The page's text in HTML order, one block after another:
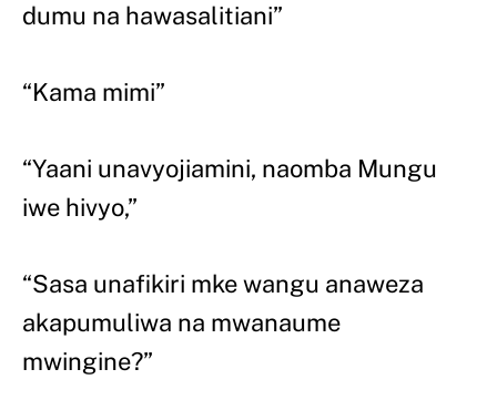
dumu na hawasalitiani”
“Kama mimi”
“Yaani unavyojiamini, naomba Mungu
iwe hivyo,”
“Sasa unafikiri mke wangu anaweza
akapumuliwa na mwanaume
mwingine?”